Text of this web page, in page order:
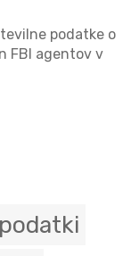
podatke o
FBI agentov v